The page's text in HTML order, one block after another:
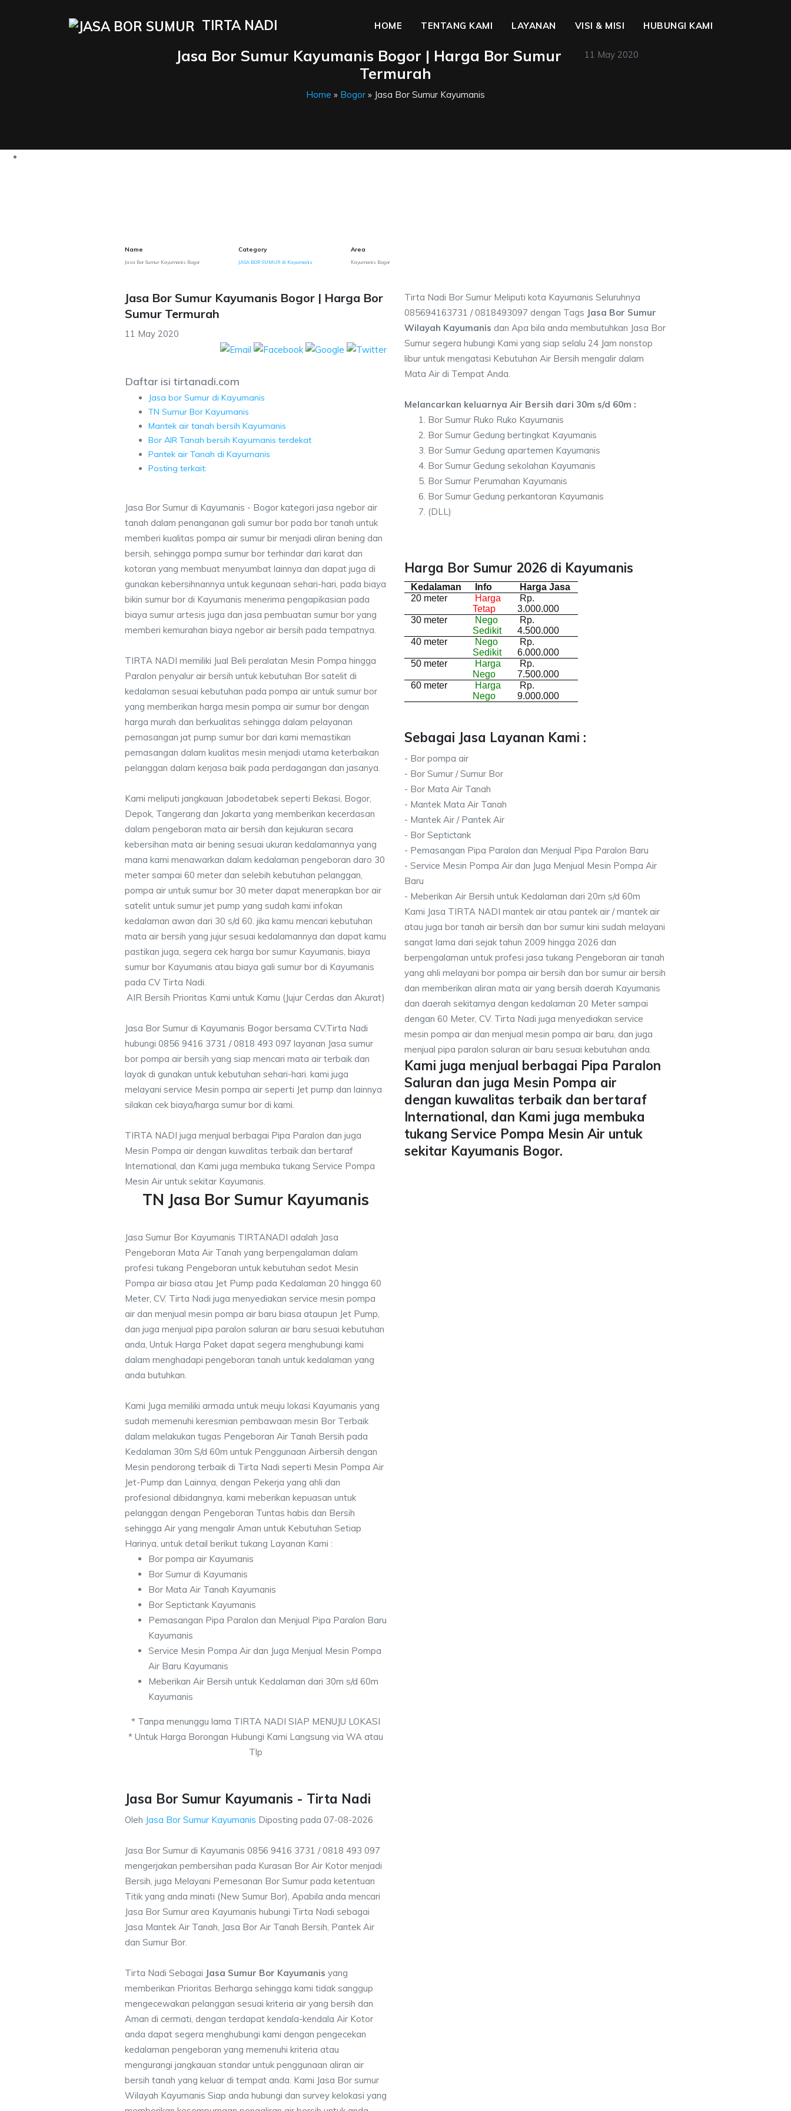
TIRTA NADI HOME TENTANG KAMI LAYANAN VISI & MISI HUBUNGI KAMI
11 May 2020
Jasa Bor Sumur Kayumanis Bogor | Harga Bor Sumur
Termurah
Home » Bogor » Jasa Bor Sumur Kayumanis
Name
Jasa Bor Sumur Kayumanis Bogor
Category
JASA BOR SUMUR di Kayumanis
Area
Kayumanis Bogor
Jasa Bor Sumur Kayumanis Bogor | Harga Bor
Sumur Termurah
11 May 2020
Daftar isi tirtanadi.com
Jasa bor Sumur di Kayumanis
TN Sumur Bor Kayumanis
Mantek air tanah bersih Kayumanis
Bor AIR Tanah bersih Kayumanis terdekat
Pantek air Tanah di Kayumanis
Posting terkait:
Jasa Bor Sumur di Kayumanis - Bogor kategori jasa ngebor air
tanah dalam penanganan gali sumur bor pada bor tanah untuk
memberi kualitas pompa air sumur bir menjadi aliran bening dan
bersih, sehingga pompa sumur bor terhindar dari karat dan
kotoran yang membuat menyumbat lainnya dan dapat juga di
gunakan kebersihnannya untuk kegunaan sehari-hari, pada biaya
bikin sumur bor di Kayumanis menerima pengapikasian pada
biaya sumur artesis juga dan jasa pembuatan sumur bor yang
memberi kemurahan biaya ngebor air bersih pada tempatnya.
TIRTA NADI memiliki Jual Beli peralatan Mesin Pompa hingga
Paralon penyalur air bersih untuk kebutuhan Bor satelit di
kedalaman sesuai kebutuhan pada pompa air untuk sumur bor
yang memberikan harga mesin pompa air sumur bor dengan
harga murah dan berkualitas sehingga dalam pelayanan
pemasangan jat pump sumur bor dari kami memastikan
pemasangan dalam kualitas mesin menjadi utama keterbaikan
pelanggan dalam kerjasa baik pada perdagangan dan jasanya.
Kami meliputi jangkauan Jabodetabek seperti Bekasi, Bogor,
Depok, Tangerang dan Jakarta yang memberikan kecerdasan
dalam pengeboran mata air bersih dan kejukuran secara
kebersihan mata air bening sesuai ukuran kedalamannya yang
mana kami menawarkan dalam kedalaman pengeboran daro 30
meter sampai 60 meter dan selebih kebutuhan pelanggan,
pompa air untuk sumur bor 30 meter dapat menerapkan bor air
satelit untuk sumur jet pump yang sudah kami infokan
kedalaman awan dari 30 s/d 60. jika kamu mencari kebutuhan
mata air bersih yang jujur sesuai kedalamannya dan dapat kamu
pastikan juga, segera cek harga bor sumur Kayumanis, biaya
sumur bor Kayumanis atau biaya gali sumur bor di Kayumanis
pada CV Tirta Nadi.
AIR Bersih Prioritas Kami untuk Kamu (Jujur Cerdas dan Akurat)
Jasa Bor Sumur di Kayumanis Bogor bersama CV.Tirta Nadi
hubungi 0856 9416 3731 / 0818 493 097 layanan Jasa sumur
bor pompa air bersih yang siap mencari mata air terbaik dan
layak di gunakan untuk kebutuhan sehari-hari. kami juga
melayani service Mesin pompa air seperti Jet pump dan lainnya
silakan cek biaya/harga sumur bor di kami.
TIRTA NADI juga menjual berbagai Pipa Paralon dan juga
Mesin Pompa air dengan kuwalitas terbaik dan bertaraf
International, dan Kami juga membuka tukang Service Pompa
Mesin Air untuk sekitar Kayumanis.
TN Jasa Bor Sumur Kayumanis
Jasa Sumur Bor Kayumanis TIRTANADI adalah Jasa
Pengeboran Mata Air Tanah yang berpengalaman dalam
profesi tukang Pengeboran untuk kebutuhan sedot Mesin
Pompa air biasa atau Jet Pump pada Kedalaman 20 hingga 60
Meter, CV. Tirta Nadi juga menyediakan service mesin pompa
air dan menjual mesin pompa air baru biasa ataupun Jet Pump,
dan juga menjual pipa paralon saluran air baru sesuai kebutuhan
anda, Untuk Harga Paket dapat segera menghubungi kami
dalam menghadapi pengeboran tanah untuk kedalaman yang
anda butuhkan.
Kami Juga memiliki armada untuk meuju lokasi Kayumanis yang
sudah memenuhi keresmian pembawaan mesin Bor Terbaik
dalam melakukan tugas Pengeboran Air Tanah Bersih pada
Kedalaman 30m S/d 60m untuk Penggunaan Airbersih dengan
Mesin pendorong terbaik di Tirta Nadi seperti Mesin Pompa Air
Jet-Pump dan Lainnya, dengan Pekerja yang ahli dan
profesional dibidangnya, kami meberikan kepuasan untuk
pelanggan dengan Pengeboran Tuntas habis dan Bersih
sehingga Air yang mengalir Aman untuk Kebutuhan Setiap
Harinya, untuk detail berikut tukang Layanan Kami :
Bor pompa air Kayumanis
Bor Sumur di Kayumanis
Bor Mata Air Tanah Kayumanis
Bor Septictank Kayumanis
Pemasangan Pipa Paralon dan Menjual Pipa Paralon Baru
Kayumanis
Service Mesin Pompa Air dan Juga Menjual Mesin Pompa
Air Baru Kayumanis
Meberikan Air Bersih untuk Kedalaman dari 30m s/d 60m
Kayumanis
* Tanpa menunggu lama TIRTA NADI SIAP MENUJU LOKASI
* Untuk Harga Borongan Hubungi Kami Langsung via WA atau
Tlp
Tirta Nadi Bor Sumur Meliputi kota Kayumanis Seluruhnya
085694163731 / 0818493097 dengan Tags Jasa Bor Sumur
Wilayah Kayumanis dan Apa bila anda membutuhkan Jasa Bor
Sumur segera hubungi Kami yang siap selalu 24 Jam nonstop
libur untuk mengatasi Kebutuhan Air Bersih mengalir dalam
Mata Air di Tempat Anda.
Melancarkan keluarnya Air Bersih dari 30m s/d 60m :
Bor Sumur Ruko Ruko Kayumanis
Bor Sumur Gedung bertingkat Kayumanis
Bor Sumur Gedung apartemen Kayumanis
Bor Sumur Gedung sekolahan Kayumanis
Bor Sumur Perumahan Kayumanis
Bor Sumur Gedung perkantoran Kayumanis
(DLL)
Harga Bor Sumur 2026 di Kayumanis
Kedalaman Info
Harga Jasa
20 meter
Harga
Tetap
Rp.
3.000.000
30 meter
Nego
Sedikit
Rp.
4.500.000
40 meter
Nego
Sedikit
Rp.
6.000.000
50 meter
Harga
Nego
Rp.
7.500.000
60 meter
Harga
Nego
Rp.
9.000.000
Sebagai Jasa Layanan Kami :
- Bor pompa air
- Bor Sumur / Sumur Bor
- Bor Mata Air Tanah
- Mantek Mata Air Tanah
- Mantek Air / Pantek Air
- Bor Septictank
- Pemasangan Pipa Paralon dan Menjual Pipa Paralon Baru
- Service Mesin Pompa Air dan Juga Menjual Mesin Pompa Air
Baru
- Meberikan Air Bersih untuk Kedalaman dari 20m s/d 60m
Kami Jasa TIRTA NADI mantek air atau pantek air / mantek air
atau juga bor tanah air bersih dan bor sumur kini sudah melayani
sangat lama dari sejak tahun 2009 hingga 2026 dan
berpengalaman untuk profesi jasa tukang Pengeboran air tanah
yang ahli melayani bor pompa air bersih dan bor sumur air bersih
dan memberikan aliran mata air yang bersih daerah Kayumanis
dan daerah sekitarnya dengan kedalaman 20 Meter sampai
dengan 60 Meter, CV. Tirta Nadi juga menyediakan service
mesin pompa air dan menjual mesin pompa air baru, dan juga
menjual pipa paralon saluran air baru sesuai kebutuhan anda.
Kami juga menjual berbagai Pipa Paralon
Saluran dan juga Mesin Pompa air
dengan kuwalitas terbaik dan bertaraf
International, dan Kami juga membuka
tukang Service Pompa Mesin Air untuk
sekitar Kayumanis Bogor.
Jasa Bor Sumur Kayumanis - Tirta Nadi
Oleh Jasa Bor Sumur Kayumanis Diposting pada 07-08-2026
Jasa Bor Sumur di Kayumanis 0856 9416 3731 / 0818 493 097
mengerjakan pembersihan pada Kurasan Bor Air Kotor menjadi
Bersih, juga Melayani Pemesanan Bor Sumur pada ketentuan
Titik yang anda minati (New Sumur Bor), Apabila anda mencari
Jasa Bor Sumur area Kayumanis hubungi Tirta Nadi sebagai
Jasa Mantek Air Tanah, Jasa Bor Air Tanah Bersih, Pantek Air
dan Sumur Bor.
Tirta Nadi Sebagai Jasa Sumur Bor Kayumanis yang
memberikan Prioritas Berharga sehingga kami tidak sanggup
mengecewakan pelanggan sesuai kriteria air yang bersih dan
Aman di cermati, dengan terdapat kendala-kendala Air Kotor
anda dapat segera menghubungi kami dengan pengecekan
kedalaman pengeboran yang memenuhi kriteria atau
mengurangi jangkauan standar untuk penggunaan aliran air
bersih tanah yang keluar di tempat anda. Kami Jasa Bor sumur
Wilayah Kayumanis Siap anda hubungi dan survey kelokasi yang